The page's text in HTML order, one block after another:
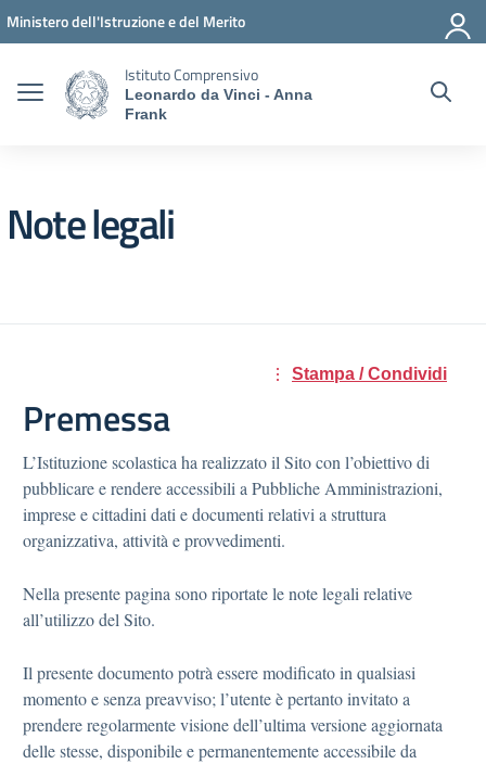
Vai ai contenuti
Vai al menu di navigazione
Vai al footer
Ministero dell'Istruzione e del Merito
Istituto Comprensivo
Leonardo da Vinci - Anna
Frank
Note legali
Stampa / Condividi
Premessa
L’Istituzione scolastica ha realizzato il Sito con l’obiettivo di
pubblicare e rendere accessibili a Pubbliche Amministrazioni,
imprese e cittadini dati e documenti relativi a struttura
organizzativa, attività e provvedimenti.
Nella presente pagina sono riportate le note legali relative
all’utilizzo del Sito.
Il presente documento potrà essere modificato in qualsiasi
momento e senza preavviso; l’utente è pertanto invitato a
prendere regolarmente visione dell’ultima versione aggiornata
delle stesse, disponibile e permanentemente accessibile da